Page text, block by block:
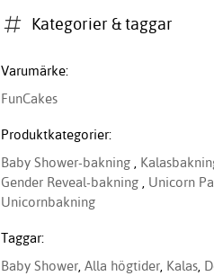
Kategorier & taggar
Varumärke:
FunCakes
Produktkategorier:
Baby Shower-bakning ,
Gender Reveal-bakning , Unicorn
Unicornbakning
Taggar:
Baby Shower, Alla högtider, Kalas,